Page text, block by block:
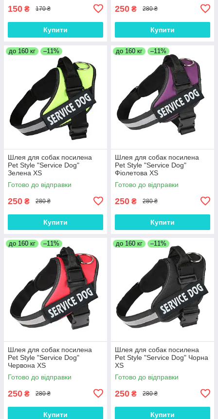
150 ₴ 170 ₴
Купити
250 ₴ 280 ₴
Купити
до 160 кг –11%
Шлея для собак посилена
Pet Style "Service Dog"
Зелена XS
Готово до відправки
250 ₴ 280 ₴
Купити
до 160 кг –11%
Шлея для собак посилена
Pet Style "Service Dog"
Фіолетова XS
Готово до відправки
250 ₴ 280 ₴
Купити
до 160 кг –11%
Шлея для собак посилена
Pet Style "Service Dog"
Червона XS
Готово до відправки
250 ₴ 280 ₴
Купити
до 160 кг –11%
Шлея для собак посилена
Pet Style "Service Dog" Чорна
XS
Готово до відправки
250 ₴ 280 ₴
Купити